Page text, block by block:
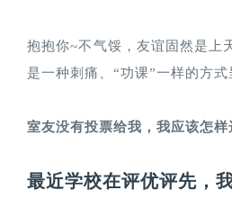
抱抱你~不气馁，友谊固然是上
是一种刺痛、“功课”一样的方
室友没有投票给我，我应该怎样
最近学校在评优评先，